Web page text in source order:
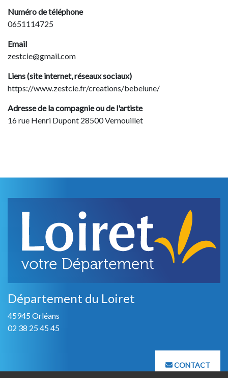
Numéro de téléphone
0651114725
Email
zestcie@gmail.com
Liens (site internet, réseaux sociaux)
https://www.zestcie.fr/creations/bebelune/
Adresse de la compagnie ou de l'artiste
16 rue Henri Dupont 28500 Vernouillet
Département du Loiret
45945 Orléans
02 38 25 45 45
CONTACT